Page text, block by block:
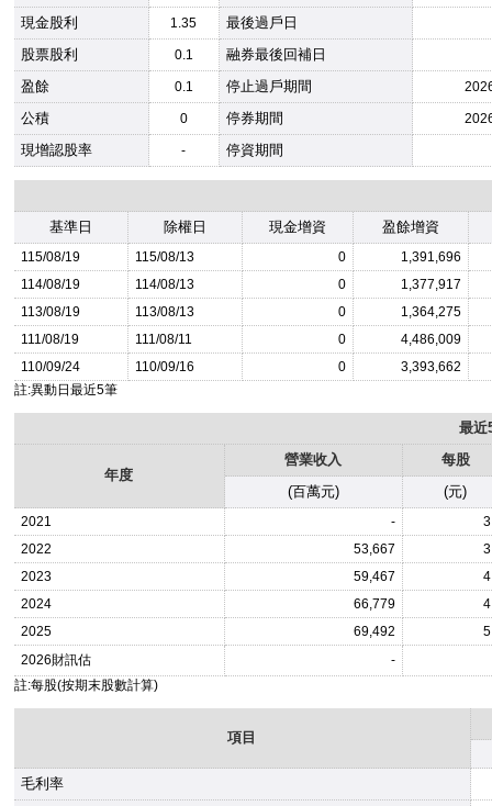
現金股利
1.35
最後過戶日
股票股利
0.1
融券最後回補日
盈餘
0.1 停止過戶期間
公積 0 停券期間
現增認股率 - 停資期間
基準日 除權日 現金增資 盈餘增資
115/08/19 115/08/13 0
1,391,696
114/08/19
114/08/13 0
1,377,917
113/08/19
113/08/13 0
1,364,275
111/08/19
111/08/11 0
4,486,009
110/09/24
110/09/16 0
3,393,662
註:異動日最近5筆
最近
年度
營業收入
每股
(百萬元)
(元)
2021 -
2022
53,667
2023
59,467
2024
66,779
2025
69,492
2026財訊估
-
註:每股(按期末股數計算)
項目
毛利率